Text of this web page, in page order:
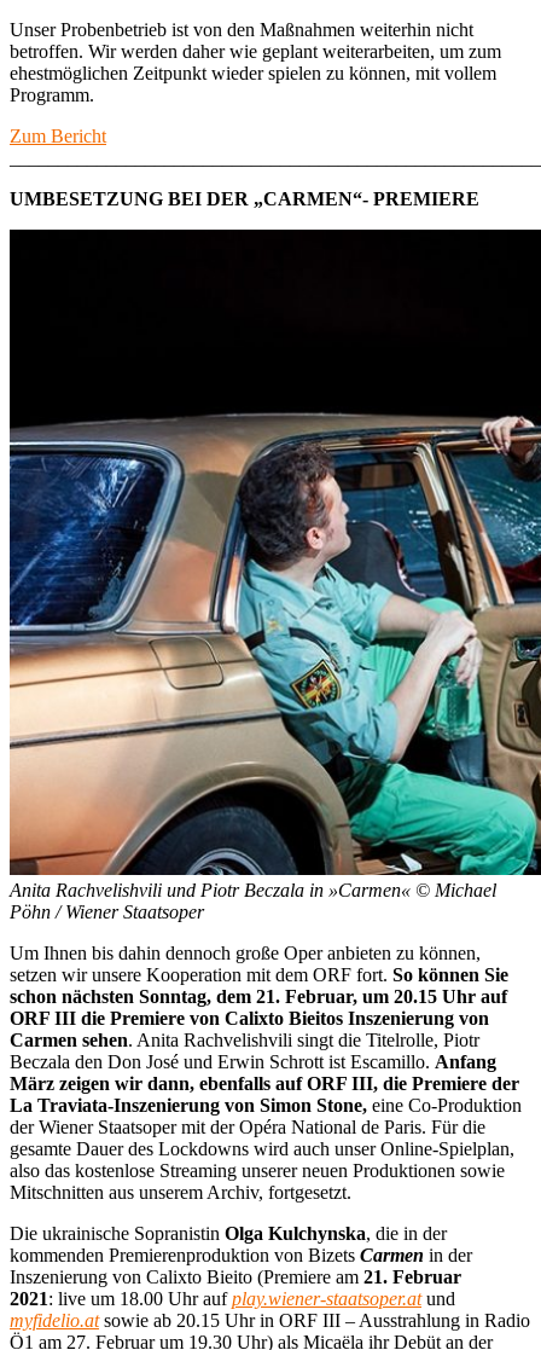
Unser Probenbetrieb ist von den Maßnahmen weiterhin nicht
betroffen. Wir werden daher wie geplant weiterarbeiten, um zum
ehestmöglichen Zeitpunkt wieder spielen zu können, mit vollem
Programm.
Zum Bericht
UMBESETZUNG BEI DER „CARMEN“- PREMIERE
Anita Rachvelishvili und Piotr Beczala in »Carmen« © Michael
Pöhn / Wiener Staatsoper
Um Ihnen bis dahin dennoch große Oper anbieten zu können,
setzen wir unsere Kooperation mit dem ORF fort. So können Sie
schon nächsten Sonntag, dem 21. Februar, um 20.15 Uhr auf
ORF III die Premiere von Calixto Bieitos Inszenierung von
Carmen sehen. Anita Rachvelishvili singt die Titelrolle, Piotr
Beczala den Don José und Erwin Schrott ist Escamillo. Anfang
März zeigen wir dann, ebenfalls auf ORF III, die Premiere der
La Traviata-Inszenierung von Simon Stone, eine Co-Produktion
der Wiener Staatsoper mit der Opéra National de Paris. Für die
gesamte Dauer des Lockdowns wird auch unser Online-Spielplan,
also das kostenlose Streaming unserer neuen Produktionen sowie
Mitschnitten aus unserem Archiv, fortgesetzt.
Die ukrainische Sopranistin Olga Kulchynska, die in der
kommenden Premierenproduktion von Bizets Carmen in der
Inszenierung von Calixto Bieito (Premiere am 21. Februar
2021: live um 18.00 Uhr aufplay.wiener-staatsoper.atund
myfidelio.atsowie ab 20.15 Uhr in ORF III – Ausstrahlung in Radio
Ö1 am 27. Februar um 19.30 Uhr) als Micaëla ihr Debüt an der